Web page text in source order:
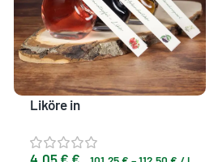
Liköre in
Geschenk & Mitbringsel
4,05 € €